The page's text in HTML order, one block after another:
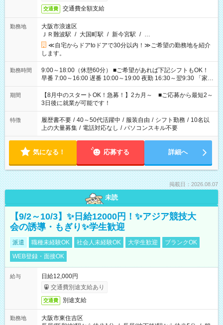
交通費 交通費全額支給
勤務地
大阪市浪速区
ＪＲ難波駅 / 大国町駅 / 新今宮駅 / …
≪自宅からドアtoドアで30分以内！≫ご希望の勤務地を紹介
します。
勤務時間
9:00～18:00（休憩60分） ■ご希望があれば下記シフトもOK！
早番 7:00～16:00 遅番 10:00～19:00 夜勤 16:30～翌9:30 「家族
と休みを合わせたい」 「余裕を持って夕飯の準備がしたい」
「できれば残業はしたくない」 など、ご希望を教えてください
ね。 ※Wワーク希望の方へ 今ご覧のお仕事で希望する勤務時間
と、もう1つのお仕事の勤務時間。 合計で週40時間を超える場
合は応募できません。
期間
【8月中のスタートOK！急募！】2カ月～ ■ご応募から最短2～
3日後に就業が可能です！
特徴 履歴書不要 / 40～50代活躍中 / 服装自由 / シフト勤務 / 10名以
上の大量募集 / 電話対応なし / パソコンスキル不要
気になる！ 応募する 詳細へ
掲載日：2026.08.07
未読
【9/2～10/3】✨日給12000円！✨アジア競技大
会の誘導・もぎり✨学生歓迎
派遣 職種未経験OK 社会人未経験OK 大学生歓迎
ブランクOK
WEB登録・面接OK
給与
日給12,000円
交通費別途支給あり
交通費 別途支給
勤務地
大阪市東住吉区